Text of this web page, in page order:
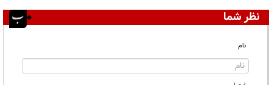
نظر شما
نام